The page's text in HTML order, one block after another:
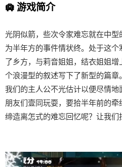
🛄 游戏简介
光阴似箭，些次令家难忘就在中
为半年方的事件情状终。处于这
了乡方，与莉音姐姐，结衣姐姐
个浪漫型的叙述写下了新型的篇章
我们的主人公不光估计以便尽情
朋友们壹同玩耍，要拾半年前的
缔造离怎式的难忘回忆呢？让我们